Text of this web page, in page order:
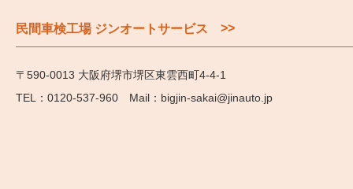
民間車検工場 ジンオートサービス >>
〒590-0013 大阪府堺市堺区東雲西町4-4-1
0120-537-960
bigjin-sakai@jinauto.jp